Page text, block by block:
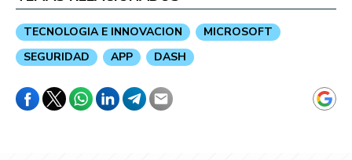
TECNOLOGIA E INNOVACION
MICROSOFT
SEGURIDAD
APP DASH